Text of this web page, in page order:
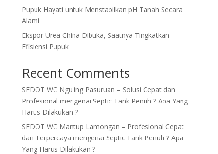
Pupuk Hayati untuk Menstabilkan pH Tanah Secara
Alami
Ekspor Urea China Dibuka, Saatnya Tingkatkan
Efisiensi Pupuk
Recent Comments
SEDOT WC Nguling Pasuruan – Solusi Cepat dan
Profesional mengenai Septic Tank Penuh ? Apa Yang
Harus Dilakukan ?
SEDOT WC Mantup Lamongan – Profesional Cepat
dan Terpercaya mengenai Septic Tank Penuh ? Apa
Yang Harus Dilakukan ?